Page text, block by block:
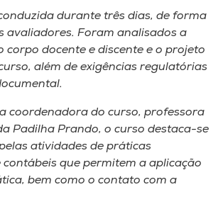
durante três dias, de forma
avaliadores. Foram analisados a
docente e discente e o projeto
além de exigências regulatórias
coordenadora do curso, professora
Padilha Prando, o curso destaca-se
atividades de práticas
contábeis que permitem a aplicação
bem como o contato com a